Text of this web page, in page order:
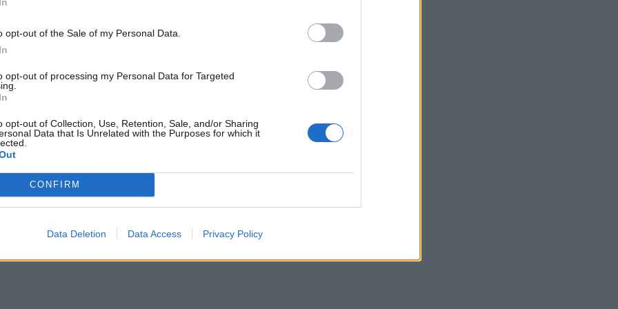
opt-out of the Sale of my Personal Data.
opt-out of processing my Personal Data for Targeted
opt-out of Collection, Use, Retention, Sale, and/or Sharing
Data that Is Unrelated with the Purposes for which it
CONFIRM
Data Deletion Data Access Privacy Policy
με στολή εργασίας των εργαζόμενων γυναικών. Σακάκι
της διέσχισαν την Ηρώδου αττικού και τα κοστούμια
από πρακτική. Με παστέλ κοστούμι σε ροζ ανοιχτό χρώμα
έκανε την επίσκεψή της στο θωρηκτό Αβέρωφ.
της λόγω καύσωνα και να μείνει με μια απλή εκρού μεταξωτή
τύπου Σανέλ με λευκή μπλούζα και σκουρόχρωμο παντελόνι